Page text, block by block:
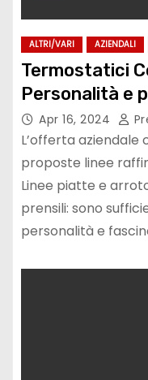
ALTRI/VARI AZIENDALI
Termostatici
Personalità e
Apr 16, 2024
L’offerta aziendale
proposte linee
Linee piatte e
prensili: sono
personalità e